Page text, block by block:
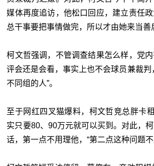
媒体再度追访，他松口回应，建立责任
总干事要把事情做完，所以才由她来当善
柯文哲强调，不管调查结果怎么样，党
评会还是会看，事实上也不会球员兼裁判
不同组的人”。
至于网红四叉猫爆料，柯文哲竞总胖卡
实只要80、90万元就可以买到。对此，
话，第一点不用理他，“第二点这种问题不